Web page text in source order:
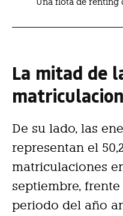
La mitad de
De su lado, las
representan el
matriculaciones
septiembre, frente
periodo del año